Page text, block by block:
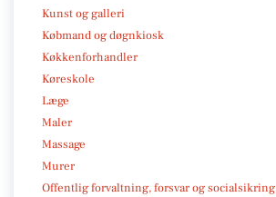
Kunst og galleri
Købmand og døgnkiosk
Køkkenforhandler
Køreskole
Læge
Maler
Massage
Murer
Offentlig forvaltning, forsvar og socialsikring